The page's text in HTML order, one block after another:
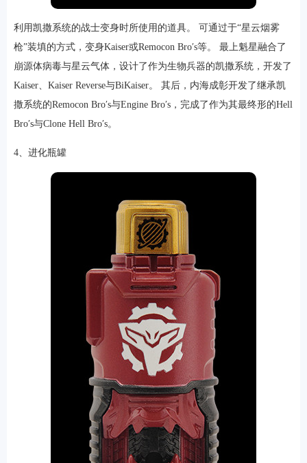
利用凯撒系统的战士变身时所使用的道具。 可通过于“星云烟雾
枪”装填的方式，变身Kaiser或Remocon Bro′s等。 最上魁星融合了
崩源体病毒与星云气体，设计了作为生物兵器的凯撒系统，开发了
Kaiser、Kaiser Reverse与BiKaiser。 其后，内海成彰开发了继承凯
撒系统的Remocon Bro′s与Engine Bro′s，完成了作为其最终形的Hell
Bro′s与Clone Hell Bro′s。
4、进化瓶罐